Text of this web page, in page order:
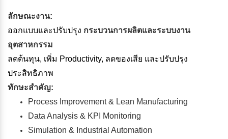
ลักษณะงาน:
ออกแบบและปรับปรุง กระบวนการผลิตและระบบงาน
อุตสาหกรรม
ลดต้นทุน, เพิ่ม Productivity, ลดของเสีย และปรับปรุง
ประสิทธิภาพ
ทักษะสำคัญ:
Process Improvement & Lean Manufacturing
Data Analysis & KPI Monitoring
Simulation & Industrial Automation